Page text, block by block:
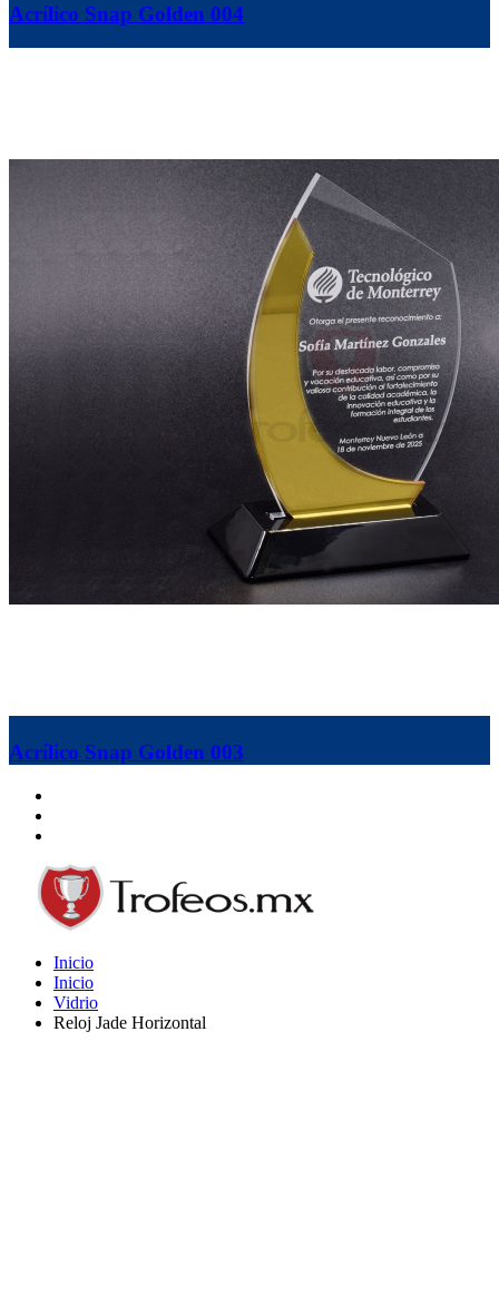
Acrílico Snap Golden 004
Acrílico Snap Golden 003
Inicio
Inicio
Vidrio
Reloj Jade Horizontal